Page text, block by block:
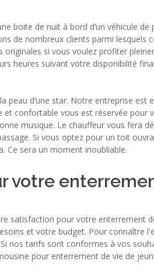
boite de nuit à bord d’un véhicule
de nombreux clients parmi
si vous voulez profiter
heures suivant votre disponibilité
d’une star. Notre entreprise est
et confortable vous est réservée
musique. Le chauffeur vous fera
Si vous optez pour un toit
Ce sera un moment inoubliable.
votre
satisfaction pour votre enterrement
et votre budget. Pour connaître
nos tarifs sont conformes à vos
pour enterrement de vie de